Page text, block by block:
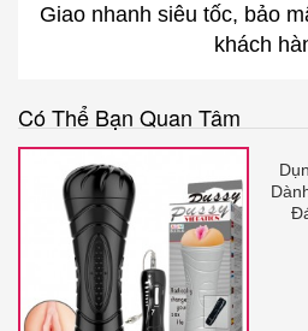
Giao nhanh siêu tốc, bảo
khách
Có Thể Bạn Quan Tâm